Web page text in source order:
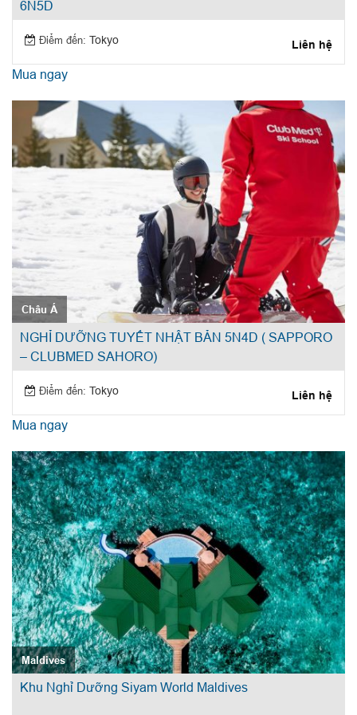
6N5D
Điểm đến: Tokyo Liên hệ
Mua ngay
Châu Á
NGHỈ DƯỠNG TUYẾT NHẬT BẢN 5N4D ( SAPPORO
– CLUBMED SAHORO)
Điểm đến: Tokyo Liên hệ
Mua ngay
Maldives
Khu Nghỉ Dưỡng Siyam World Maldives